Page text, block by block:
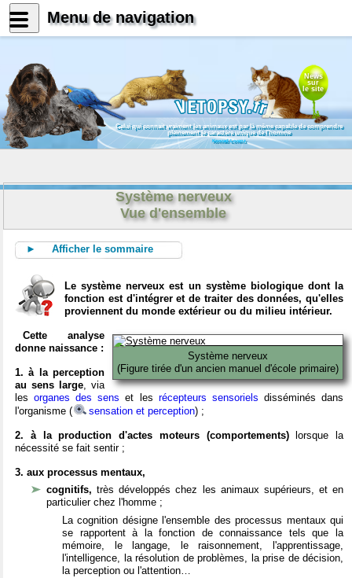
News
sur
le site
Celui qui connait vraiment les animaux est par là même capable de comprendre
pleinement le caractère unique de l'homme
Konrad Lorenz
Système nerveux
Vue d'ensemble
► Afficher le sommaire
Le système nerveux est un système biologique dont la
fonction est d'intégrer et de traiter des données, qu'elles
proviennent du monde extérieur ou du milieu intérieur.
Système nerveux
(Figure tirée d'un ancien manuel d'école primaire)
Cette analyse
donne naissance :
1. à la perception
au sens large, via
lesorganes des sens et les récepteurs sensoriels disséminés dans
l'organisme (
sensation et perception) ;
2. à la production d'actes moteurs (comportements)lorsque la
nécessité se fait sentir ;
3. aux processus mentaux,
cognitifs,très développés chez les animaux supérieurs, et en
particulier chez l'homme ;
La cognition désigne l'ensemble des processus mentaux qui
se rapportent à la fonction de connaissance tels que la
mémoire, le langage, le raisonnement, l'apprentissage,
l'intelligence, la résolution de problèmes, la prise de décision,
la perception ou l'attention…
Menu de navigation